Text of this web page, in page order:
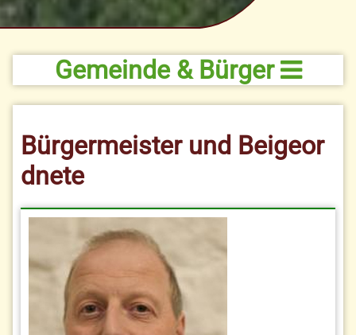
Gemeinde & Bürger
Bürgermeister und Beigeor
dnete